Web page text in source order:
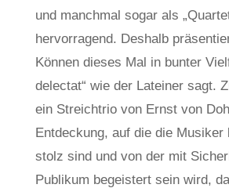
und manchmal sogar als
hervorragend. Deshalb
Können dieses Mal in bunter
delectat“ wie der Lateiner sagt.
ein Streichtrio von Ernst von
Entdeckung, auf die die Musiker
stolz sind und von der mit
Publikum begeistert sein wird,